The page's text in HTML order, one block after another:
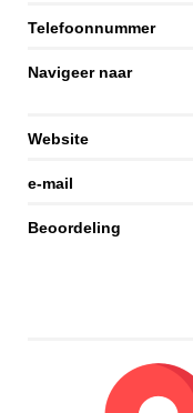
Telefoonnummer
Navigeer naar
Website
e-mail
Beoordeling